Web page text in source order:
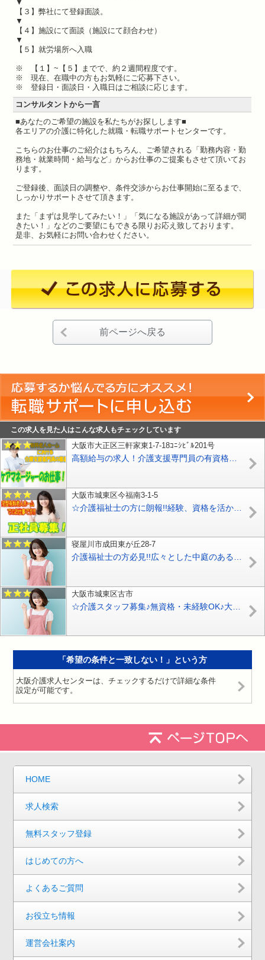
▼
【３】弊社にて登録面談。
▼
【４】施設にて面談（施設にて顔合わせ）
▼
【５】就労場所へ入職
※ 【１】~【５】までで、約２週間程度です。
※ 現在、在職中の方もお気軽にご応募下さい。
※ 登録日・面談日・入職日はご相談に応じます。
コンサルタントから一言
■あなたのご希望の施設を私たちがお探しします■
各エリアの介護に特化した就職・転職サポートセンターです。
こちらのお仕事のご紹介はもちろん、ご希望される「勤務内容・勤
務地・就業時間・給与など」からお仕事のご提案もさせて頂いてお
ります。
ご登録後、面談日の調整や、条件交渉からお仕事開始に至るまで、
しっかりサポートさせて頂きます。
また「まずは見学してみたい！」「気になる施設があって詳細が聞
きたい！」などのご要望にもできる限りお応え致しております。
是非、お気軽にお問い合わせください。
前ページへ戻る
この求人を見た人はこんな求人もチェックしています
大阪市大正区三軒家東1-7-18ｺﾆｼﾋﾞﾙ201号
高額給与の求人！介護支援専門員の有資格者必見！有料老人ホームの入居施設におけるケアマネージャー大募集♪【大阪市大正区】【正社員】【ID：1492-ots-km-s-s】
大阪市城東区今福南3-1-5
寝屋川市成田東が丘28-7
介護福祉士の方必見!!広々とした中庭のある気持ちよく働ける特別養護老人ホームです♪マイカー通勤OK・ボーナス年2回あり♪【寝屋川市】【正社員】【ID：1133-ney-kf-s-s】
大阪市城東区古市
「希望の条件と一致しない！」という方
大阪介護求人センターは、チェックするだけで詳細な条件
設定が可能です。
HOME
求人検索
無料スタッフ登録
はじめての方へ
よくあるご質問
お役立ち情報
運営会社案内